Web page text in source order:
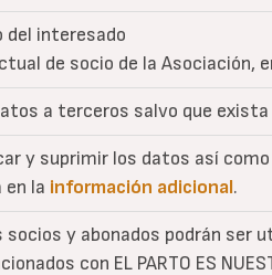
interesado
de socio de la Asociación,
a terceros salvo que
y suprimir los datos así
en la información adicional.
socios y abonados podrán ser
con EL PARTO ES